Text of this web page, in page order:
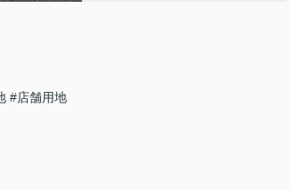
#店舗用地